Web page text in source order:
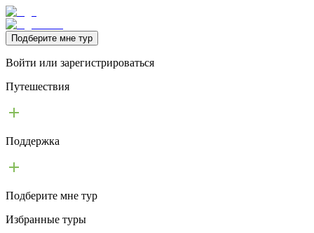
Подберите мне тур
Войти или зарегистрироваться
Путешествия
Поддержка
Подберите мне тур
Избранные туры